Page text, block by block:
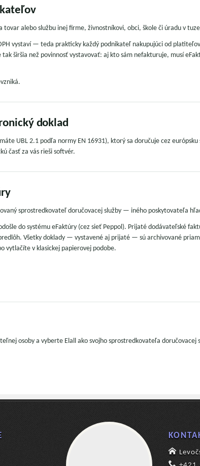
alebo službu inej firme, živnostníkovi, obci, škole či úradu v
vystaví — teda prakticky každý podnikateľ nakupujúci od
širšia než povinnosť vystavovať: aj kto sám nefakturuje, musí
doklad
UBL 2.1 podľa normy EN 16931), ktorý sa doručuje cez
časť za vás rieši softvér.
sprostredkovateľ doručovacej služby — iného poskytovateľa
do systému eFaktúry (cez sieť Peppol). Prijaté dodávateľské
Všetky doklady — vystavené aj prijaté — sú archivované
vytlačíte v klasickej papierovej podobe.
osoby a vyberte Elall ako svojho sprostredkovateľa doručovacej